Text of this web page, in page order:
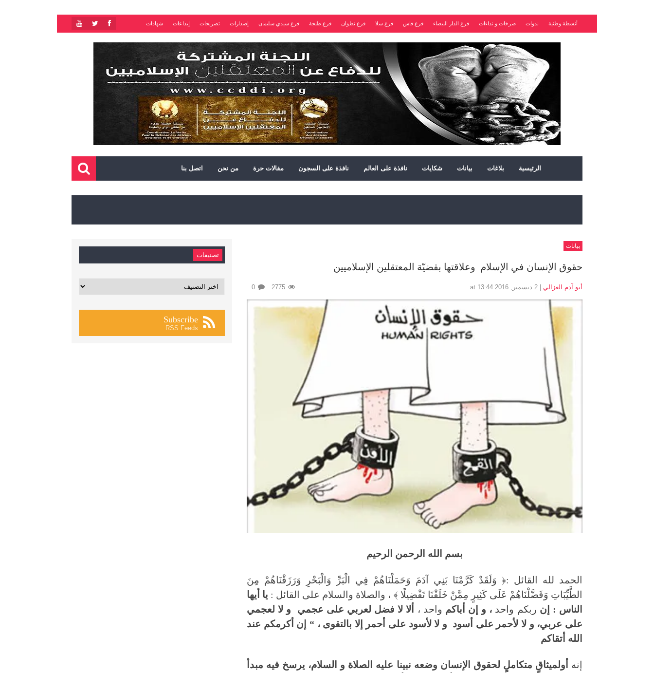
أنشطة وطنية ندوات صرخات و نداءات فرع الدار البيضاء فرع فاس فرع سلا فرع تطوان فرع طنجة فرع سيدي سليمان إصدارات تصريحات إبداعات شهادات
الرئيسية بلاغات بيانات شكايات نافذة على العالم نافذة على السجون مقالات حرة من نحن اتصل بنا
بيانات
حقوق الإنسان في الإسلام وعلاقتها بقضيّة المعتقلين الإسلاميين
أبو آدم الغزالي 0
بسم الله الرحمن الرحيم
الحمد لله القائل :﴿ وَلَقَدْ كَرَّمْنَا بَنِي آدَمَ وَحَمَلْنَاهُمْ فِي الْبَرِّ وَالْبَحْرِ وَرَزَقْنَاهُمْ مِنَ
الطَّيِّبَاتِ وَفَضَّلْنَاهُمْ عَلَى كَثِيرٍ مِمَّنْ خَلَقْنَا تَفْضِيلًا ﴾ ، والصلاة والسلام على القائل : يا أيها
الناس : إن ربكم واحد ، و إن أباكم واحد ، ألا لا فضل لعربي على عجمي و لا لعجمي
على عربي، و لا لأحمر على أسود و لا لأسود على أحمر إلا بالتقوى ، “
إن أكرمكم عند
الله أتقاكم
إنه
أولميثاقٍ متكاملٍ لحقوق الإنسان وضعه نبينا عليه الصلاة و السلام، يرسخ فيه مبدأ
تصنيفات
تصنيفات
Subscribe
RSS Feeds